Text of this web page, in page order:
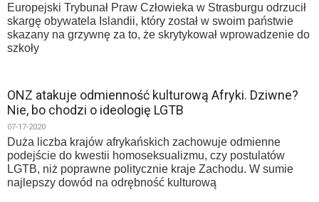
Europejski Trybunał Praw Człowieka w Strasburgu odrzucił
skargę obywatela Islandii, który został w swoim państwie
skazany na grzywnę za to, że skrytykował wprowadzenie do
szkoły
ONZ atakuje odmienność kulturową Afryki. Dziwne?
Nie, bo chodzi o ideologię LGTB
07-17-2020
Duża liczba krajów afrykańskich zachowuje odmienne
podejście do kwestii homoseksualizmu, czy postulatów
LGTB, niż poprawne politycznie kraje Zachodu. W sumie
najlepszy dowód na odrębność kulturową